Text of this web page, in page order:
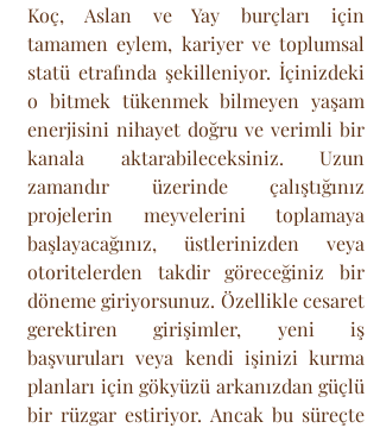
Koç, Aslan ve Yay burçları için
tamamen eylem, kariyer ve toplumsal
statü etrafında şekilleniyor. İçinizdeki
o bitmek tükenmek bilmeyen yaşam
enerjisini nihayet doğru ve verimli bir
kanala aktarabileceksiniz. Uzun
zamandır üzerinde çalıştığınız
projelerin meyvelerini toplamaya
başlayacağınız, üstlerinizden veya
otoritelerden takdir göreceğiniz bir
döneme giriyorsunuz. Özellikle cesaret
gerektiren girişimler, yeni iş
başvuruları veya kendi işinizi kurma
planları için gökyüzü arkanızdan güçlü
bir rüzgar estiriyor. Ancak bu süreçte